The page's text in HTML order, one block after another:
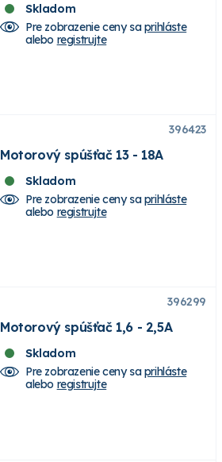
Skladom
Pre zobrazenie ceny saprihláste
alebo registrujte
396423
Motorový spúšťač 13 - 18A
Skladom
Pre zobrazenie ceny saprihláste
alebo registrujte
396299
Motorový spúšťač 1,6 - 2,5A
Skladom
Pre zobrazenie ceny saprihláste
alebo registrujte